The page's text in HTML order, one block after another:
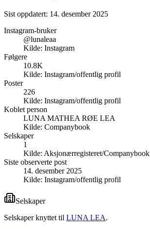
Sist oppdatert: 14. desember 2025
Instagram-bruker
@lunaleaa
Kilde: Instagram
Følgere
10.8K
Kilde: Instagram/offentlig profil
Poster
226
Kilde: Instagram/offentlig profil
Koblet person
LUNA MATHEA RØE LEA
Kilde: Companybook
Selskaper
1
Kilde: Aksjonærregisteret/Companybook
Siste observerte post
14. desember 2025
Kilde: Instagram/offentlig profil
Selskaper
Selskaper knyttet til LUNA LEA.